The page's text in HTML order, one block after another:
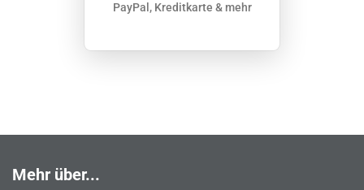
PayPal, Kreditkarte & mehr
Mehr über...